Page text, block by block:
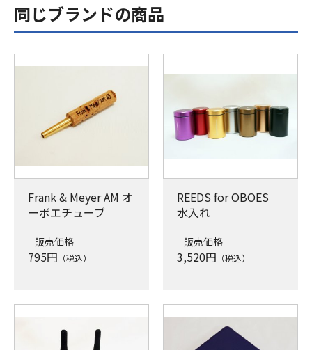
同じブランドの商品
Frank & Meyer AM オ
ーボエチューブ
販売価格
795円 （税込）
REEDS for OBOES
水入れ
販売価格
3,520円 （税込）